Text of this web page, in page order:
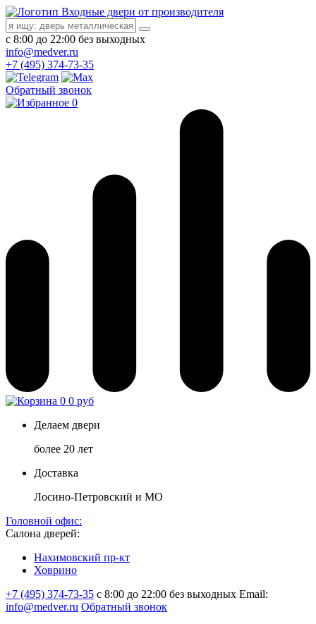
Входные двери от производителя
с 8:00 до 22:00 без выходных
info@medver.ru
+7 (495) 374-73-35
Обратный звонок
0
0 0 руб
Делаем двери
более 20 лет
Доставка
Лосино-Петровский и МО
Головной офис:
Салона дверей:
Нахимовский пр-кт
Ховрино
+7 (495) 374-73-35 с 8:00 до 22:00 без выходных Email:
info@medver.ru Обратный звонок